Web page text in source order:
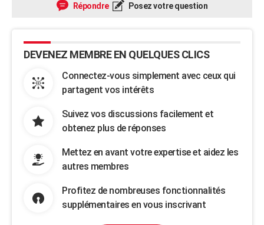
Répondre Posez votre question
DEVENEZ MEMBRE EN QUELQUES CLICS
Connectez-vous simplement avec ceux qui
partagent vos intérêts
Suivez vos discussions facilement et
obtenez plus de réponses
Mettez en avant votre expertise et aidez les
autres membres
Profitez de nombreuses fonctionnalités
supplémentaires en vous inscrivant